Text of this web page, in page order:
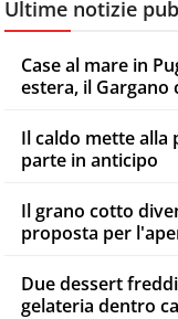
Ultime notizie
Case al mare in
estera, il Gargano
Il caldo mette alla
parte in anticipo
Il grano cotto
proposta per
Due dessert
gelateria dentro